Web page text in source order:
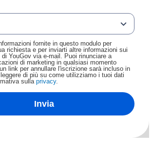
fornite in questo modulo per
richiesta e per inviarti altre informazioni sui
YouGov via e-mail. Puoi rinunciare a
di marketing in qualsiasi momento
un link per annullare l'iscrizione sarà incluso in
di più su come utilizziamo i tuoi dati
sulla privacy.
Invia